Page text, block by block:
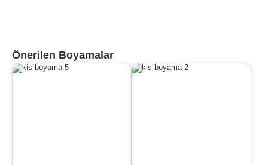
Önerilen Boyamalar